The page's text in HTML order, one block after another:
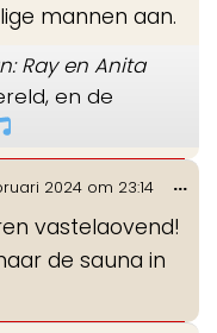
mannen aan.
Ray en Anita
en de
2024 om 23:14
vastelaovend!
de sauna in
...